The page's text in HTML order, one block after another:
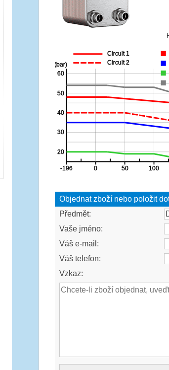
Objednat zboží nebo položit
Předmět:
Vaše jméno:
Váš e-mail:
Váš telefon:
Vzkaz: